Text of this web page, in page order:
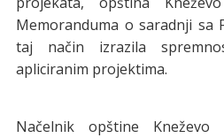
Memoranduma o saradnji sa
taj način izrazila
apliciranim projektima.
Načelnik opštine